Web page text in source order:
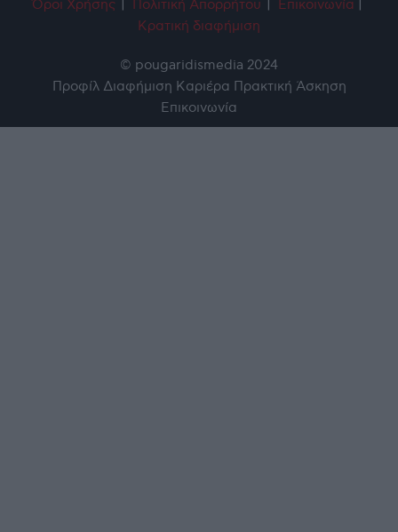
Όροι Χρήσης Πολιτική Απορρήτου Επικοινωνία
Κρατική διαφήμιση
© pougaridismedia 2024
Προφίλ Διαφήμιση Καριέρα Πρακτική Άσκηση
Επικοινωνία